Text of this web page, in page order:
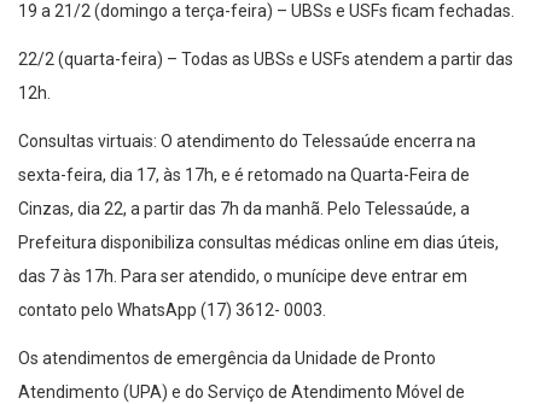
19 a 21/2 (domingo a terça-feira) – UBSs e USFs ficam fechadas.
22/2 (quarta-feira) – Todas as UBSs e USFs atendem a partir das
12h.
Consultas virtuais: O atendimento do Telessaúde encerra na
sexta-feira, dia 17, às 17h, e é retomado na Quarta-Feira de
Cinzas, dia 22, a partir das 7h da manhã. Pelo Telessaúde, a
Prefeitura disponibiliza consultas médicas online em dias úteis,
das 7 às 17h. Para ser atendido, o munícipe deve entrar em
contato pelo WhatsApp (17) 3612- 0003.
Os atendimentos de emergência da Unidade de Pronto
Atendimento (UPA) e do Serviço de Atendimento Móvel de